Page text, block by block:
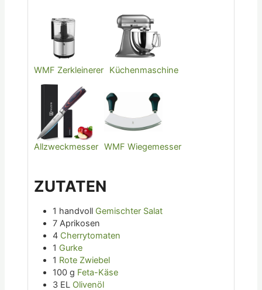
WMF Zerkleinerer Küchenmaschine
Allzweckmesser WMF Wiegemesser
ZUTATEN
1 handvoll Gemischter Salat
7 Aprikosen
4 Cherrytomaten
1 Gurke
1 Rote Zwiebel
100 g Feta-Käse
3 EL Olivenöl